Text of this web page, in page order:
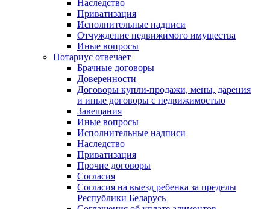
Наследство
Приватизация
Исполнительные надписи
Отчуждение недвижимого имущества
Иные вопросы
Нотариус отвечает
Брачные договоры
Доверенности
Договоры купли-продажи, мены, дарения
и иные договоры с недвижимостью
Завещания
Иные вопросы
Исполнительные надписи
Наследство
Приватизация
Прочие договоры
Согласия
Согласия на выезд ребенка за пределы
Республики Беларусь